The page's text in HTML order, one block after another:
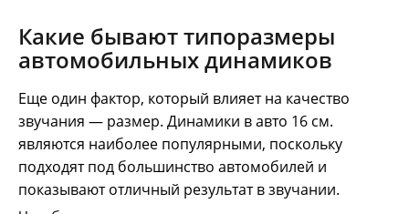
Какие бывают типоразмеры
автомобильных динамиков
Еще один фактор, который влияет на качество
звучания — размер. Динамики в авто 16 см.
являются наиболее популярными, поскольку
подходят под большинство автомобилей и
показывают отличный результат в звучании.